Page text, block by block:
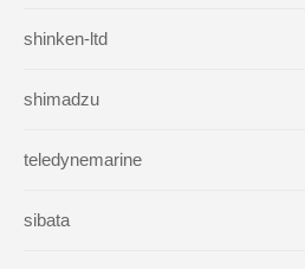
shinken-ltd
shimadzu
teledynemarine
sibata